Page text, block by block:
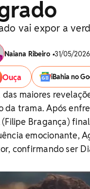
vai expor a
Naiana Ribeiro •31/05/2026
Ouça iBahia no
das maiores
da trama. Após
(Filipe Bragança)
emocionante,
confirmando ser